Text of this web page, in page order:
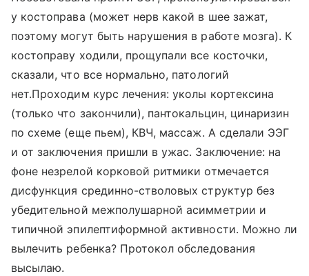
у костоправа (может нерв какой в шее зажат,
поэтому могут быть нарушения в работе мозга). К
костоправу ходили, прощупали все косточки,
сказали, что все нормально, патологий
нет.Проходим курс лечения: уколы кортексина
(только что закончили), пантокальцин, цинаризин
по схеме (еще пьем), КВЧ, массаж. А сделали ЭЭГ
и от заключения пришли в ужас. Заключение: на
фоне незрелой корковой ритмики отмечается
дисфункция срединно-стволовых структур без
убедительной межполушарной асимметрии и
типичной эпилептиформной активности. Можно ли
вылечить ребенка? Протокол обследования
высылаю.